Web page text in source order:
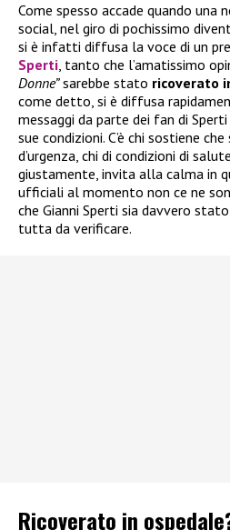
Come spesso accade quando una
social, nel giro di pochissimo
si è infatti diffusa la voce di un
Sperti, tanto che l’amatissimo
Donne”sarebbe stato ricoverato
come detto, si è diffusa
messaggi da parte dei fan di
sue condizioni. C’è chi sostiene
d’urgenza, chi di condizioni di
giustamente, invita alla calma in
ufficiali al momento non ce ne
che Gianni Sperti sia davvero
tutta da verificare.
Ricoverato in